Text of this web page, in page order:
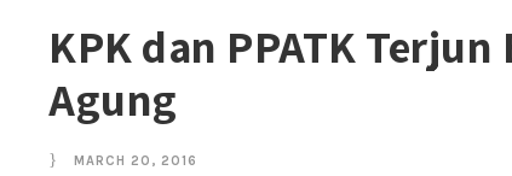
KPK dan PPATK
Agung
MARCH 20, 2016